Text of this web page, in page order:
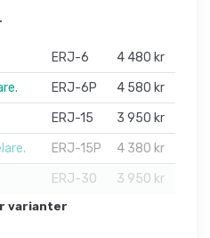
ERJ-6
4 480 kr
ERJ-6P
4 580 kr
ERJ-15
3 950 kr
ERJ-15P
4 380 kr
ERJ-30 3 950 kr
varianter